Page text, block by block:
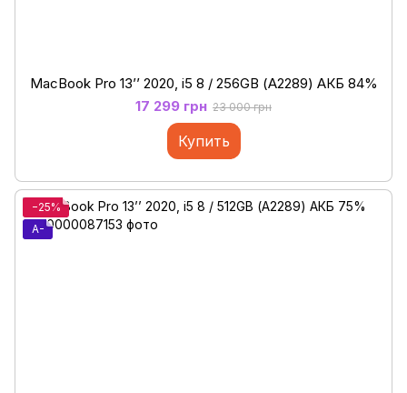
MacBook Pro 13’’ 2020, i5 8 / 256GB (А2289) АКБ 84%
17 299 грн 23 000 грн
Купить
−25%
A-